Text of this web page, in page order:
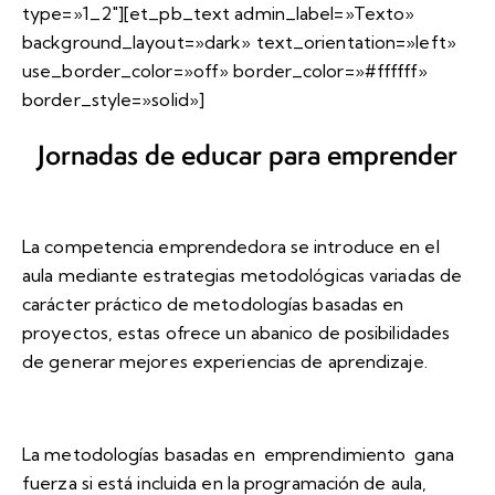
type=»1_2″][et_pb_text admin_label=»Texto»
background_layout=»dark» text_orientation=»left»
use_border_color=»off» border_color=»#ffffff»
border_style=»solid»]
Jornadas de educar para emprender
La competencia emprendedora se introduce en el
aula mediante estrategias metodológicas variadas de
carácter práctico de metodologías basadas en
proyectos, estas ofrece un abanico de posibilidades
de generar mejores experiencias de aprendizaje.
La metodologías basadas en emprendimiento gana
fuerza si está incluida en la programación de aula,